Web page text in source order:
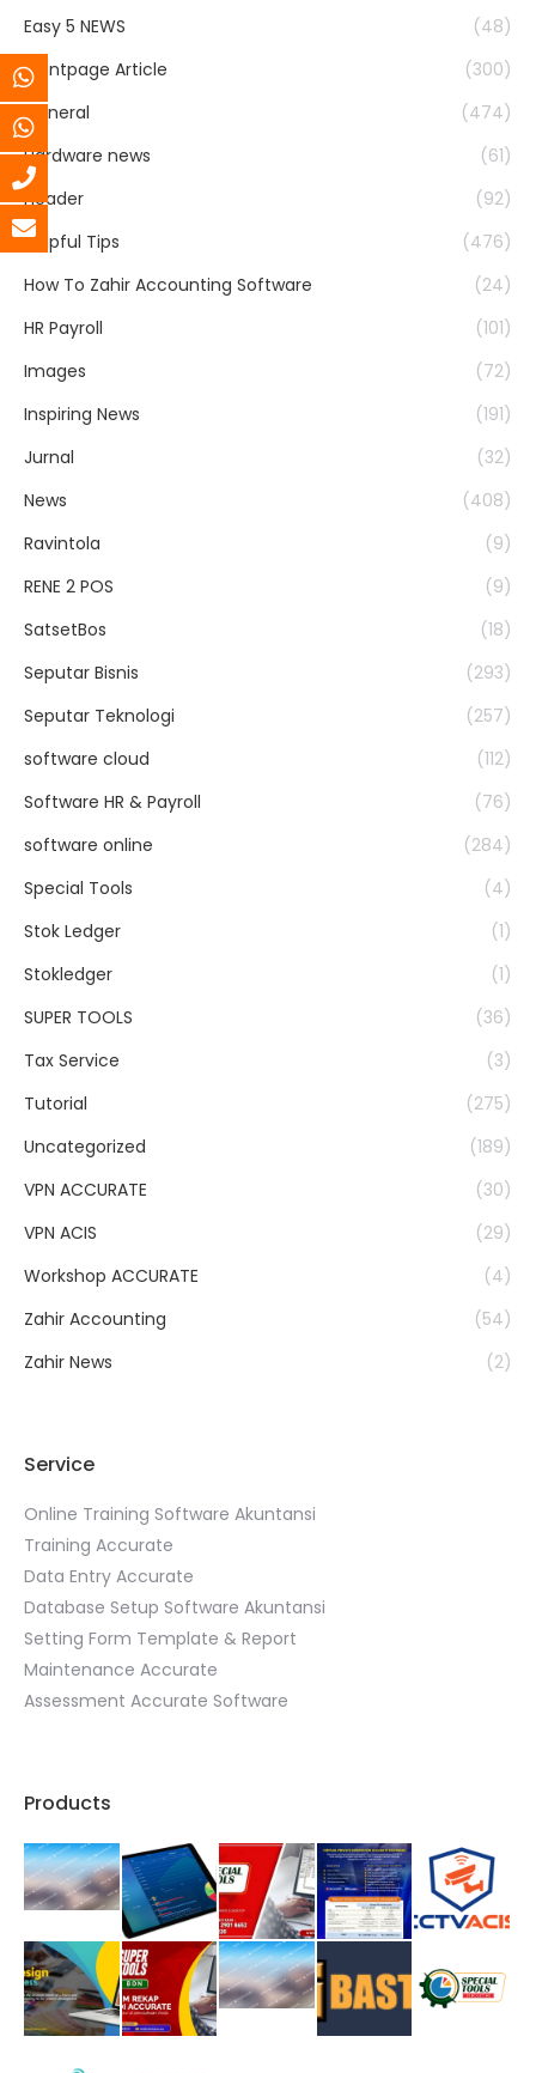
Easy 5 NEWS
(48)
Frontpage Article
(300)
General
(474)
Hardware news
(61)
header
(92)
Helpful Tips
(476)
How To Zahir Accounting Software
(24)
HR Payroll
(101)
Images
(72)
Inspiring News
(191)
Jurnal
(32)
News
(408)
Ravintola
(9)
RENE 2 POS
(9)
SatsetBos
(18)
Seputar Bisnis
(293)
Seputar Teknologi
(257)
software cloud
(112)
Software HR & Payroll
(76)
software online
(284)
Special Tools
(4)
Stok Ledger
(1)
Stokledger
(1)
SUPER TOOLS
(36)
Tax Service
(3)
Tutorial
(275)
Uncategorized
(189)
VPN ACCURATE
(30)
VPN ACIS
(29)
Workshop ACCURATE
(4)
Zahir Accounting
(54)
Zahir News
(2)
Service
Online Training Software Akuntansi
Training Accurate
Data Entry Accurate
Database Setup Software Akuntansi
Setting Form Template & Report
Maintenance Accurate
Assessment Accurate Software
Products